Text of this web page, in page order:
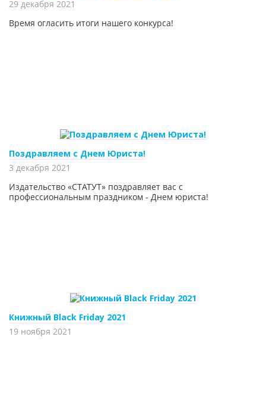
29 декабря 2021
Время огласить итоги нашего конкурса!
Поздравляем с Днем Юриста!
3 декабря 2021
Издательство «СТАТУТ» поздравляет вас с
профессиональным праздником - Днем юриста!
Книжный Black Friday 2021
19 ноября 2021